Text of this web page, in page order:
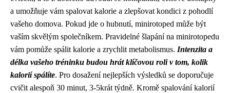
a umožňuje vám spalovat kalorie a zlepšovat kondici z pohodlí
vašeho domova. Pokud jde o hubnutí, minirotoped může být
vaším skvělým společníkem. Pravidelné šlapání na minirotopedu
vám pomůže spálit kalorie a zrychlit metabolismus. Intenzita a
délka vašeho tréninku budou hrát klíčovou roli v tom, kolik
kalorií spálíte. Pro dosažení nejlepších výsledků se doporučuje
cvičit alespoň 30 minut, 3-5krát týdně. Kromě spalování kalorií